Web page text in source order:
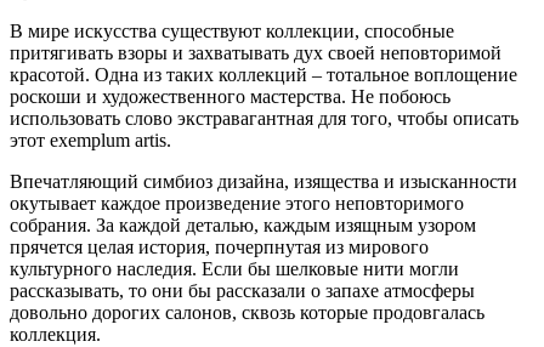
В мире искусства существуют коллекции, способные
притягивать взоры и захватывать дух своей неповторимой
красотой. Одна из таких коллекций – тотальное воплощение
роскоши и художественного мастерства. Не побоюсь
использовать слово экстравагантная для того, чтобы описать
этот exemplum artis.
Впечатляющий симбиоз дизайна, изящества и изысканности
окутывает каждое произведение этого неповторимого
собрания. За каждой деталью, каждым изящным узором
прячется целая история, почерпнутая из мирового
культурного наследия. Если бы шелковые нити могли
рассказывать, то они бы рассказали о запахе атмосферы
довольно дорогих салонов, сквозь которые продовгалась
коллекция.